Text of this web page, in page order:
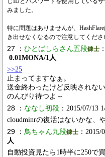
みました。
特に問題はありませんが、
き出せなくなるので注意してくだ
27 ： ひとばしらさん五段錬士
0.01MONA/1人
>>25
止まってますなぁ。
送金終わったけど反映されない
のんびり待つよ～
28 ： ななし初段 ：2015/07/13
cloudminrの復活はないかな、
29 ： 鳥ちゃん九段錬士 ：2015/
人
自動投資見たら1時半に250で